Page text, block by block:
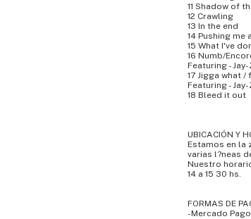
11 Shadow of
12 Crawling
13 In the end
14 Pushing me
15 What I've
16 Numb/
Featuring - Jay-
17 Jigga what /
Featuring - Jay-
18 Bleed it out
UBICACIÓN Y
Estamos en la
varias l?neas
Nuestro
14 a 15 30 hs.
FORMAS DE
-Mercado